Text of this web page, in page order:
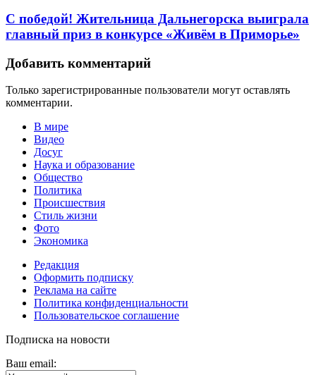
С победой! Жительница Дальнегорска выиграла
главный приз в конкурсе «Живём в Приморье»
Добавить комментарий
Только зарегистрированные пользователи могут оставлять
комментарии.
В мире
Видео
Досуг
Наука и образование
Общество
Политика
Происшествия
Стиль жизни
Фото
Экономика
Редакция
Оформить подписку
Реклама на сайте
Политика конфиденциальности
Пользовательское соглашение
Подписка на новости
Ваш email: